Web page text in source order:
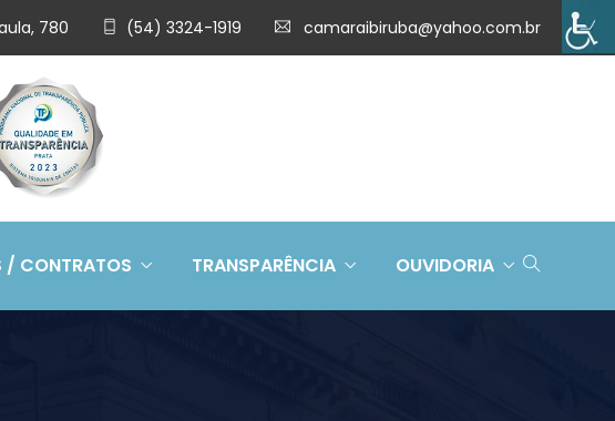
780 (54) 3324-1919 camaraibiruba@yahoo.com.br
/ CONTRATOS TRANSPARÊNCIA OUVIDORIA